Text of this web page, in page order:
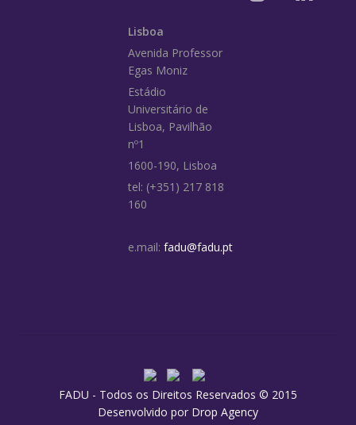
Lisboa
Avenida Professor
Egas Moniz
Estádio
Universitário de
Lisboa, Pavilhão
nº1
1600-190, Lisboa
tel: (+351) 217 818
160
e.mail: fadu@fadu.pt
FADU - Todos os Direitos Reservados © 2015
Desenvolvido por Drop Agency